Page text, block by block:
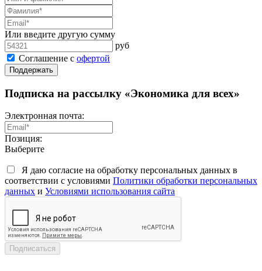
Или введите другую сумму
руб
Соглашение с офертой
Поддержать
Подписка на рассылку «Экономика для всех»
Электронная почта:
Позиция:
Выберите
Я даю согласие на обработку персональных данных в
соответствии с условиями Политики обработки персональных
данных и Условиями использования сайта
Подписаться